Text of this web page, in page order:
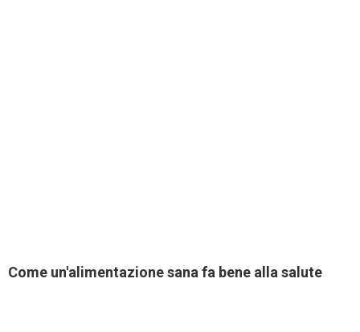
Come un'alimentazione sana fa bene alla salute